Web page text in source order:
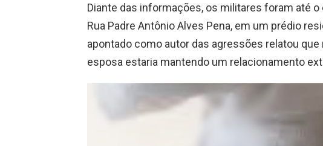
Diante das informações, os militares foram até
Rua Padre Antônio Alves Pena, em um prédio
apontado como autor das agressões relatou
esposa estaria mantendo um relacionamento